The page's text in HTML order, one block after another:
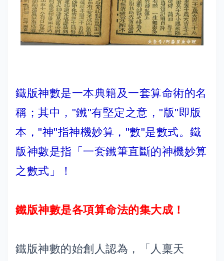
鐵版神數是一本典籍及一套算命術的名
稱；其中，"鐵"有堅定之意，"版"即版
本，"神"指神機妙算，"數"是數式。鐵
版神數是指「一套鐵筆直斷的神機妙算
之數式」！
鐵版神數是各項算命法的集大成！
鐵版神數的始創人認為，「人稟天